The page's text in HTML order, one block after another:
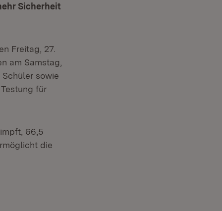
Sicherheit
Freitag, 27.
am Samstag,
sowie
für
66,5
die